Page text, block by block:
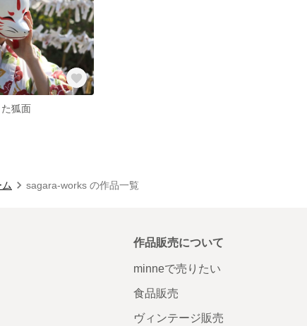
狐面
sagara-works の作品一覧
作品販売について
minneで売りたい
食品販売
ヴィンテージ販売